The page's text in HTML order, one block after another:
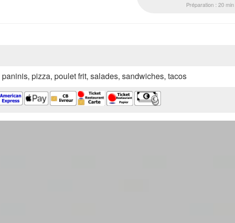
Préparation : 20 min
pizza, poulet frit, salades, sandwiches, tacos